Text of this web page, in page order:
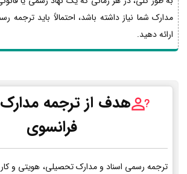
مدارک شما نیاز داشته باشد، احتمالاً باید ترجمه
ارائه دهید.
هدف از ترجمه مدارک
فرانسوی
ترجمه رسمی اسناد و مدارک تحصیلی، هویتی و